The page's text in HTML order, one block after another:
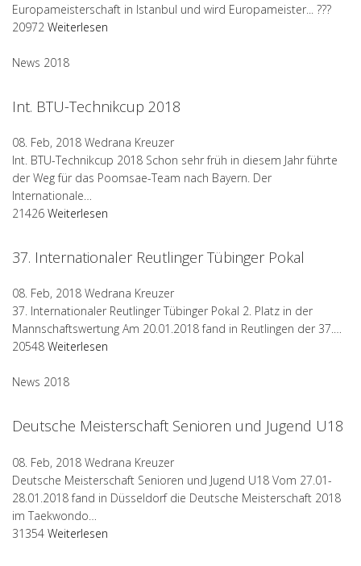
Europameisterschaft in Istanbul und wird Europameister... ???
20972 Weiterlesen
News 2018
Int. BTU-Technikcup 2018
08. Feb, 2018 Wedrana Kreuzer
Int. BTU-Technikcup 2018 Schon sehr früh in diesem Jahr führte
der Weg für das Poomsae-Team nach Bayern. Der
Internationale…
21426 Weiterlesen
37. Internationaler Reutlinger Tübinger Pokal
08. Feb, 2018 Wedrana Kreuzer
37. Internationaler Reutlinger Tübinger Pokal 2. Platz in der
Mannschaftswertung Am 20.01.2018 fand in Reutlingen der 37.…
20548 Weiterlesen
News 2018
Deutsche Meisterschaft Senioren und Jugend U18
08. Feb, 2018 Wedrana Kreuzer
Deutsche Meisterschaft Senioren und Jugend U18 Vom 27.01-
28.01.2018 fand in Düsseldorf die Deutsche Meisterschaft 2018
im Taekwondo…
31354 Weiterlesen